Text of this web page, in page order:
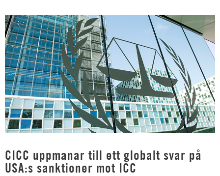
CICC uppmanar till ett globalt svar på
USA:s sanktioner mot ICC